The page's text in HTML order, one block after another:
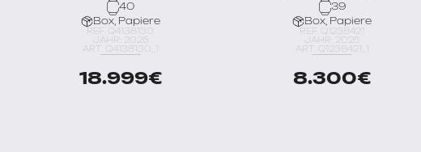
40
Box, Papiere
REF. Q4138130
JAHR: 2025
ART. Q4138130_1
18.999€
39
Box, Papiere
REF. Q1238421
JAHR: 2025
ART. Q1238421_1
8.300€